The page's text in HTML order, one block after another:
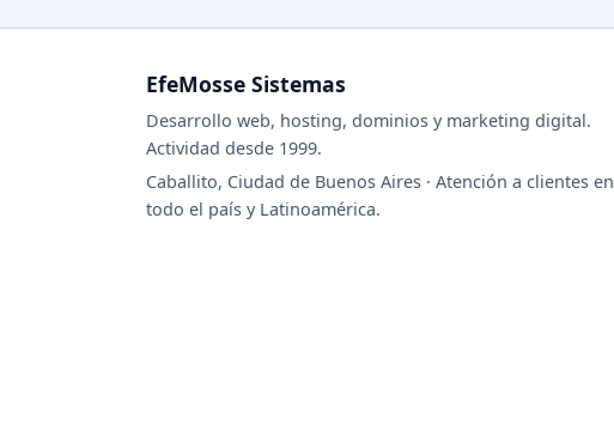
EfeMosse Sistemas
Desarrollo web, hosting, dominios y marketing digital.
Actividad desde 1999.
Caballito, Ciudad de Buenos Aires · Atención a clientes en
todo el país y Latinoamérica.